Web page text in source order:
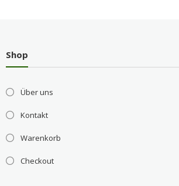
Shop
Über uns
Kontakt
Warenkorb
Checkout